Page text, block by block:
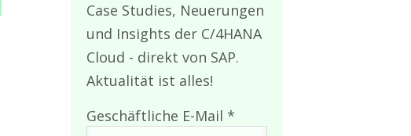
Case Studies, Neuerungen
und Insights der C/4HANA
Cloud - direkt von SAP.
Aktualität ist alles!